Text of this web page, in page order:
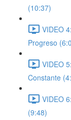
(10:37)
VIDEO
Progreso
VIDEO
Constante
VIDEO
(9:48)